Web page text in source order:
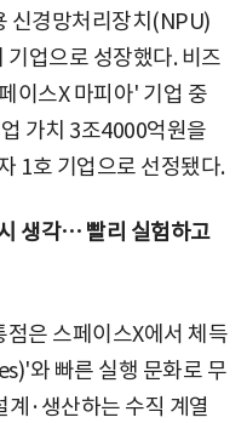
신경망처리장치(NPU)
업으로 성장했다. 비즈
이스X 마피아' 기업 중
가치 3조4000억원을
1호 기업으로 선정됐다.
생각… 빨리 실험하고
은 스페이스X에서 체득
와 빠른 실행 문화로 무
계·생산하는 수직 계열